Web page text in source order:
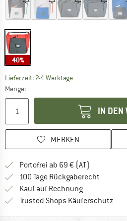
40%
Lieferzeit: 2-4 WerktageDer Link öffnet
Menge:
IN DEN
MERKEN
Portofrei ab 69 € (AT)
100 Tage Rückgaberecht
Kauf auf RechnungFinde die
Trusted Shops Käuferschutz